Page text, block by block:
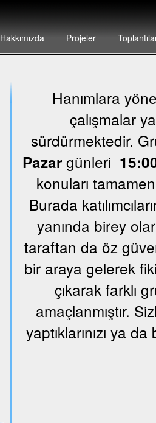
Hakkımızda Projeler
Hanımlara
çalışmalar
sürdürmektedir.
Pazar günleri
konuları
Burada
yanında birey
taraftan da öz
bir araya gelerek
çıkarak farklı
amaçlanmıştır.
yaptıklarınızı ya